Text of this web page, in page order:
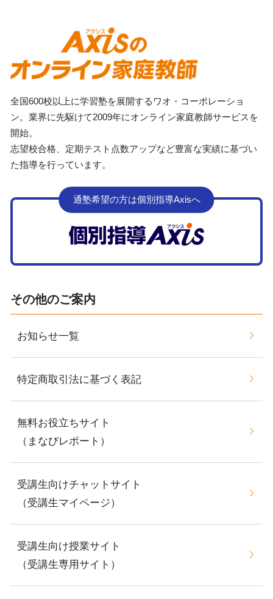
全国600校以上に学習塾を展開するワオ・コーポレーショ
ン。業界に先駆けて2009年にオンライン家庭教師サービスを
開始。
志望校合格、定期テスト点数アップなど豊富な実績に基づい
た指導を行っています。
通塾希望の方は個別指導Axisへ
その他のご案内
お知らせ一覧
特定商取引法に基づく表記
無料お役立ちサイト
（まなびレポート）
受講生向けチャットサイト
（受講生マイページ）
受講生向け授業サイト
（受講生専用サイト）